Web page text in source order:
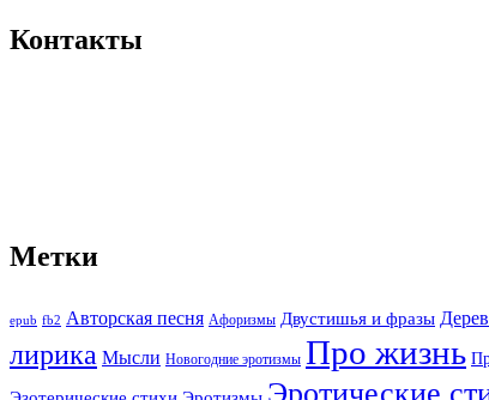
Контакты
Метки
epub fb2 Авторская песня Афоризмы Двустишья и фразы
лирика Мысли Новогодние эротизмы Про жизнь
Эротические